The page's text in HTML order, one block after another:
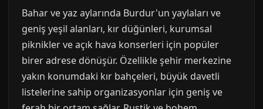
Bahar ve yaz aylarında Burdur'un yaylaları ve
geniş yeşil alanları, kır düğünleri, kurumsal
piknikler ve açık hava konserleri için popüler
birer adrese dönüşür. Özellikle şehir merkezine
yakın konumdaki kır bahçeleri, büyük davetli
listelerine sahip organizasyonlar için geniş ve